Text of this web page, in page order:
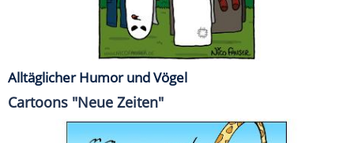
Alltäglicher Humor und Vögel
Cartoons "Neue Zeiten"